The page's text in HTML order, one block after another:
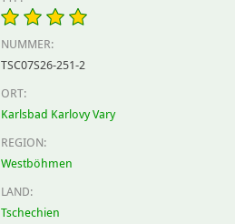
NUMMER:
TSC07S26-251-2
ORT:
Karlsbad Karlovy Vary
REGION:
Westböhmen
LAND:
Tschechien